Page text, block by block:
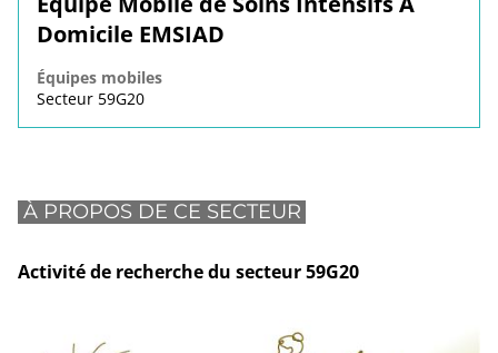
Domicile EMSIAD
Équipes mobiles
Secteur 59G20
À PROPOS DE CE SECTEUR
Activité de recherche du secteur 59G20